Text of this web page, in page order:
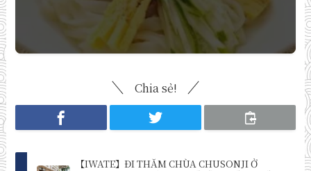
Chia sẻ!
【IWATE】ĐI THĂM CHÙA CHUSONJI Ở